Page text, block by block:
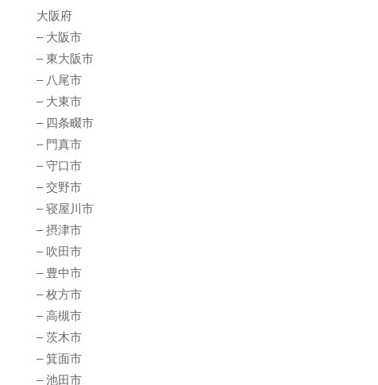
大阪府
– 大阪市
– 東大阪市
– 八尾市
– 大東市
– 四条畷市
– 門真市
– 守口市
– 交野市
– 寝屋川市
– 摂津市
– 吹田市
– 豊中市
– 枚方市
– 高槻市
– 茨木市
– 箕面市
– 池田市